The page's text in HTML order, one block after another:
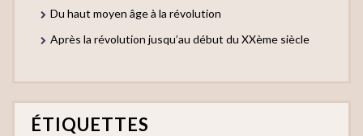
Du haut moyen âge à la révolution
Après la révolution jusqu’au début du XXème siècle
ÉTIQUETTES